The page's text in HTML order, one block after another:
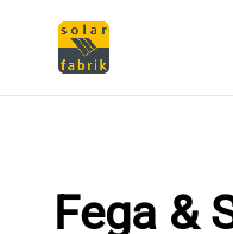
Fega &